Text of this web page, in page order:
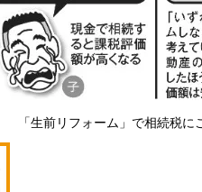
「生前リフォーム」で相続税に